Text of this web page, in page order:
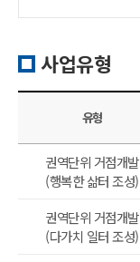
사업유형
유형
권역단위 거점개발
(행복한 삶터 조성)
권역단위 거점개발
(다가치 일터 조성)